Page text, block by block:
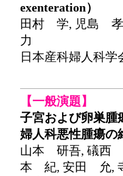
exenteration）
田村 学, 児島
力
日本産科婦人科学
【一般演題】
子宮および卵巣腫
婦人科悪性腫瘍の
山本 研吾, 礒西
本 紀, 安田 允,